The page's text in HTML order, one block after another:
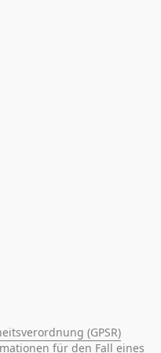
(GPSR)
für den Fall eines